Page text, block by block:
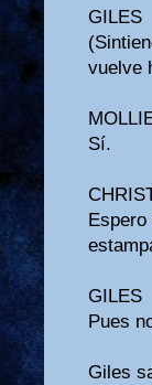
GILES
vuelve
Sí.
GILES
Pues
Giles